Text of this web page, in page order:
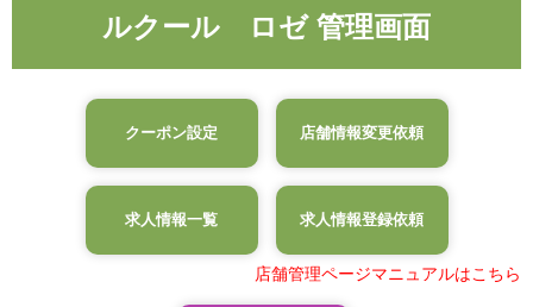
ルクール ロゼ 管理画面
クーポン設定 店舗情報変更依頼
求人情報一覧 求人情報登録依頼
店舗管理ページマニュアルはこちら